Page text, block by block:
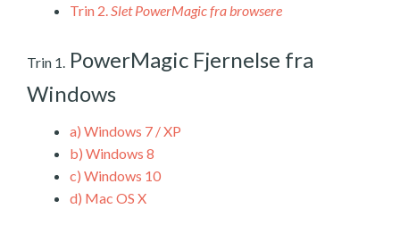
Trin 2.Slet PowerMagic fra browsere
Trin 1. PowerMagic Fjernelse fra
Windows
a) Windows 7 / XP
b) Windows 8
c) Windows 10
d) Mac OS X